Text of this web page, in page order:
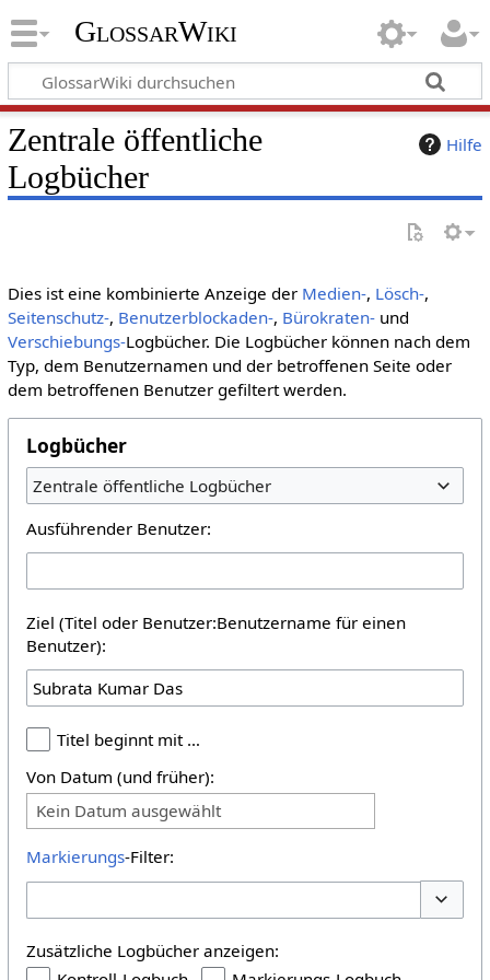
GlossarWiki
Hilfe
Zentrale öffentliche
Logbücher
Dies ist eine kombinierte Anzeige der Medien-, Lösch-,
Seitenschutz-, Benutzerblockaden-, Bürokraten-und
Verschiebungs-Logbücher. Die Logbücher können nach dem
Typ, dem Benutzernamen und der betroffenen Seite oder
dem betroffenen Benutzer gefiltert werden.
Logbücher
Zentrale öffentliche Logbücher
Ausführender Benutzer:
Ziel (Titel oder Benutzer:Benutzername für einen
Benutzer):
Titel beginnt mit …
Von Datum (und früher):
Kein Datum ausgewählt
Markierungs-Filter:
Zusätzliche Logbücher anzeigen: